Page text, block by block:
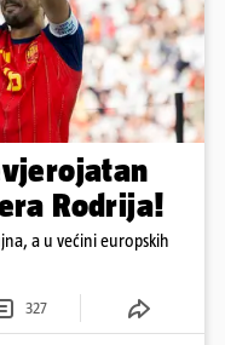
Rodrija!
a u većini europskih
327